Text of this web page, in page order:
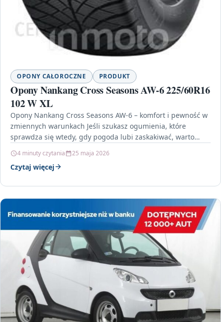
OPONY CAŁOROCZNE PRODUKT
Opony Nankang Cross Seasons AW-6 225/60R16
102 W XL
Opony Nankang Cross Seasons AW-6 – komfort i pewność w
zmiennych warunkach Jeśli szukasz ogumienia, które
sprawdza się wtedy, gdy pogoda lubi zaskakiwać, warto…
4 minuty czytania 25 maja 2026
Czytaj więcej